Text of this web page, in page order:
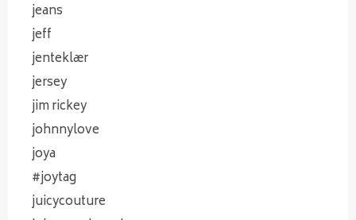
jeans
jeff
jenteklær
jersey
jim rickey
johnnylove
joya
#joytag
juicycouture